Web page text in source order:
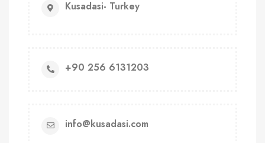
Kusadasi- Turkey
+90 256 6131203
info@kusadasi.com